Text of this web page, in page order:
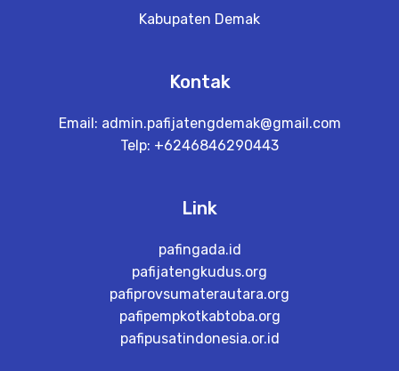
Kabupaten Demak
Kontak
Email: admin.pafijatengdemak@gmail.com
Telp: +6246846290443
Link
pafingada.id
pafijatengkudus.org
pafiprovsumaterautara.org
pafipempkotkabtoba.org
pafipusatindonesia.or.id